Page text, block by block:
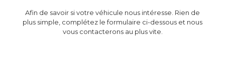
Afin de savoir si votre véhicule nous intéresse. Rien de
plus simple, complétez le formulaire ci-dessous et nous
vous contacterons au plus vite.